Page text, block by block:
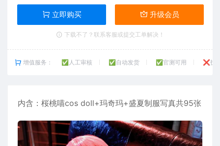
立即购买 升级会员
下载不了？联系客服或提交工单解决！
增值服务： ✅人工审核 ✅自动发货 ✅官测可用 ❌技
内含： 桜桃喵cos doll+玛奇玛+盛夏制服写真共95张